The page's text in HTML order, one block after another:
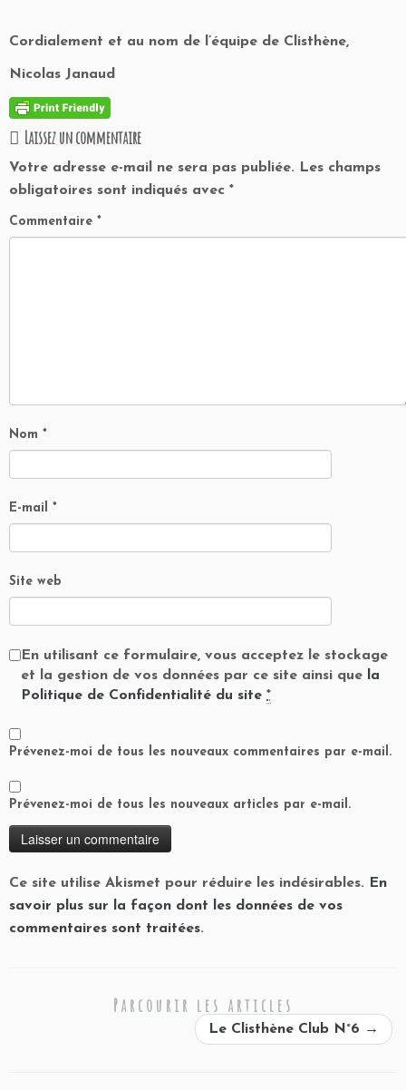
Cordialement et au nom de l’équipe de Clisthène,
Nicolas Janaud
Laissez un commentaire
Votre adresse e-mail ne sera pas publiée. Les champs
obligatoires sont indiqués avec *
Commentaire *
Nom *
E-mail *
Site web
En utilisant ce formulaire, vous acceptez le stockage
et la gestion de vos données par ce site ainsi que la
Politique de Confidentialité du site *
Prévenez-moi de tous les nouveaux commentaires par e-mail.
Prévenez-moi de tous les nouveaux articles par e-mail.
Ce site utilise Akismet pour réduire les indésirables. En
savoir plus sur la façon dont les données de vos
commentaires sont traitées.
Parcourir les articles
Le Clisthène Club N°6 →